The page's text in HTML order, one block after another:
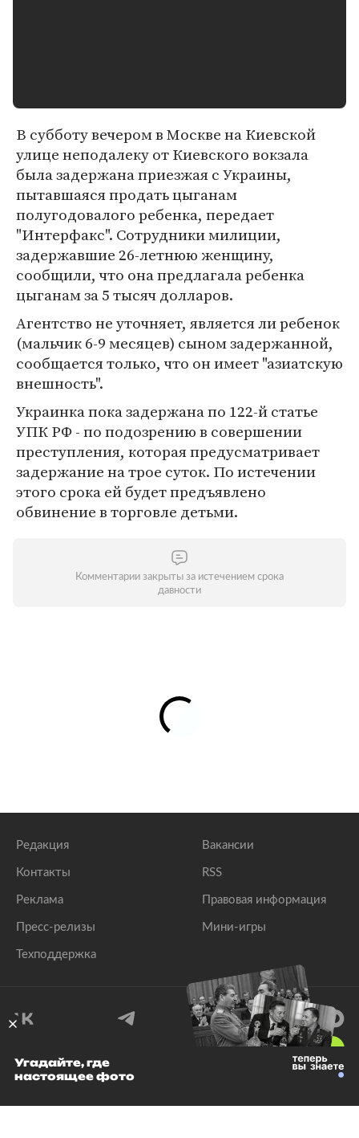
В субботу вечером в Москве на Киевской
улице неподалеку от Киевского вокзала
была задержана приезжая с Украины,
пытавшаяся продать цыганам
полугодовалого ребенка, передает
"Интерфакс". Сотрудники милиции,
задержавшие 26-летнюю женщину,
сообщили, что она предлагала ребенка
цыганам за 5 тысяч долларов.
Агентство не уточняет, является ли ребенок
(мальчик 6-9 месяцев) сыном задержанной,
сообщается только, что он имеет "азиатскую
внешность".
Украинка пока задержана по 122-й статье
УПК РФ - по подозрению в совершении
преступления, которая предусматривает
задержание на трое суток. По истечении
этого срока ей будет предъявлено
обвинение в торговле детьми.
Комментарии закрыты за истечением срока
давности
Редакция
Контакты
Реклама
Пресс-релизы
Техподдержка
Вакансии
RSS
Правовая информация
Мини-игры
© 1999–2026 Все права защищены.
Угадайте, где
настоящее фото